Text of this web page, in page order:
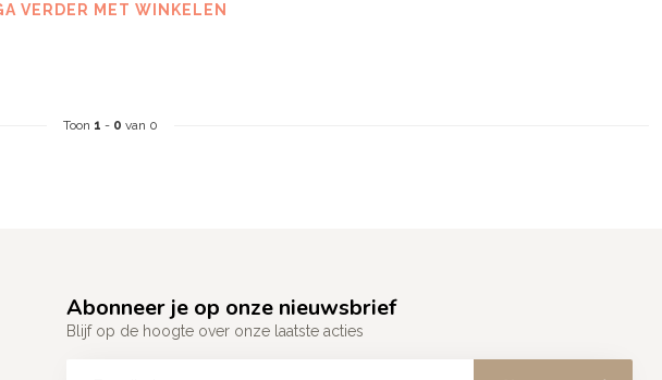
VERDER MET WINKELEN
Toon 1 - 0 van 0
Abonneer je op onze nieuwsbrief
Blijf op de hoogte over onze laatste acties